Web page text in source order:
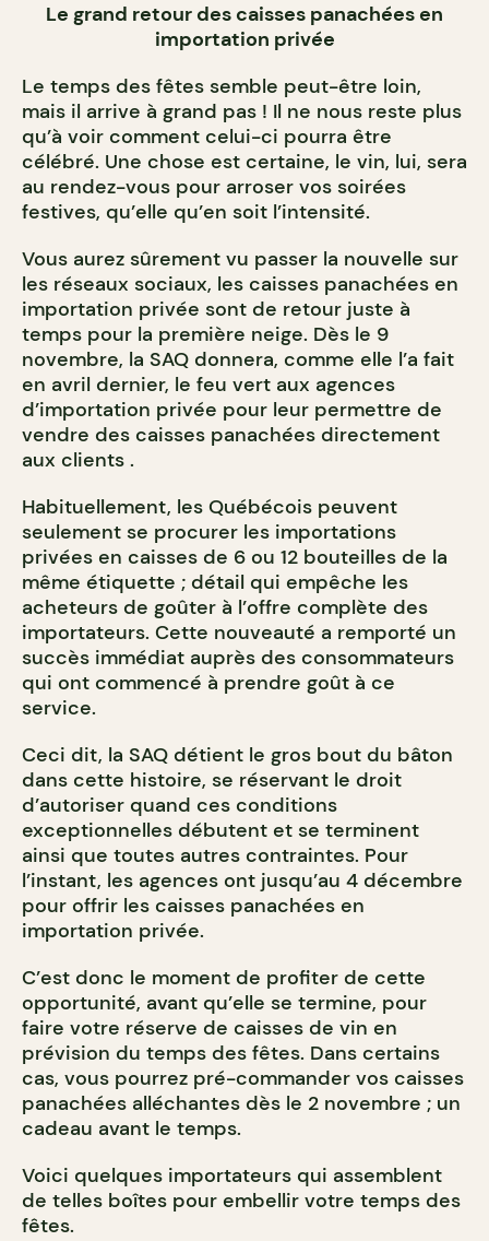
Le grand retour des caisses panachées en
importation privée
Le temps des fêtes semble peut-être loin,
mais il arrive à grand pas ! Il ne nous reste plus
qu’à voir comment celui-ci pourra être
célébré. Une chose est certaine, le vin, lui, sera
au rendez-vous pour arroser vos soirées
festives, qu’elle qu’en soit l’intensité.
Vous aurez sûrement vu passer la nouvelle sur
les réseaux sociaux, les caisses panachées en
importation privée sont de retour juste à
temps pour la première neige. Dès le 9
novembre, la SAQ donnera, comme elle l’a fait
en avril dernier, le feu vert aux agences
d’importation privée pour leur permettre de
vendre des caisses panachées directement
aux clients .
Habituellement, les Québécois peuvent
seulement se procurer les importations
privées en caisses de 6 ou 12 bouteilles de la
même étiquette ; détail qui empêche les
acheteurs de goûter à l’offre complète des
importateurs. Cette nouveauté a remporté un
succès immédiat auprès des consommateurs
qui ont commencé à prendre goût à ce
service.
Ceci dit, la SAQ détient le gros bout du bâton
dans cette histoire, se réservant le droit
d’autoriser quand ces conditions
exceptionnelles débutent et se terminent
ainsi que toutes autres contraintes. Pour
l’instant, les agences ont jusqu’au 4 décembre
pour offrir les caisses panachées en
importation privée.
C’est donc le moment de profiter de cette
opportunité, avant qu’elle se termine, pour
faire votre réserve de caisses de vin en
prévision du temps des fêtes. Dans certains
cas, vous pourrez pré-commander vos caisses
panachées alléchantes dès le 2 novembre ; un
cadeau avant le temps.
Voici quelques importateurs qui assemblent
de telles boîtes pour embellir votre temps des
fêtes.